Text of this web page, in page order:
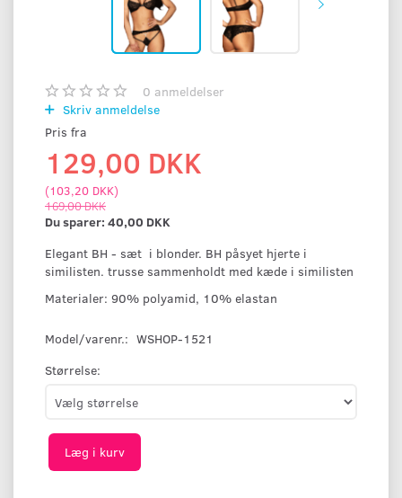
0 anmeldelser
Skriv anmeldelse
Pris fra
129,00 DKK
(103,20 DKK)
169,00 DKK
Du sparer: 40,00 DKK
Elegant BH - sæt i blonder. BH påsyet hjerte i
similisten. trusse sammenholdt med kæde i similisten
Materialer: 90% polyamid, 10% elastan
Model/varenr.: WSHOP-1521
Størrelse:
Læg i kurv